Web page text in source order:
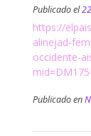
Publicado el
https://
alinejad-
occidente-
Publicado en